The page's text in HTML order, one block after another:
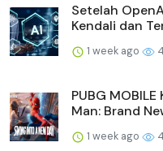
Setelah
Kendali dan
1 week ago
PUBG
Man: Brand
1 week ago